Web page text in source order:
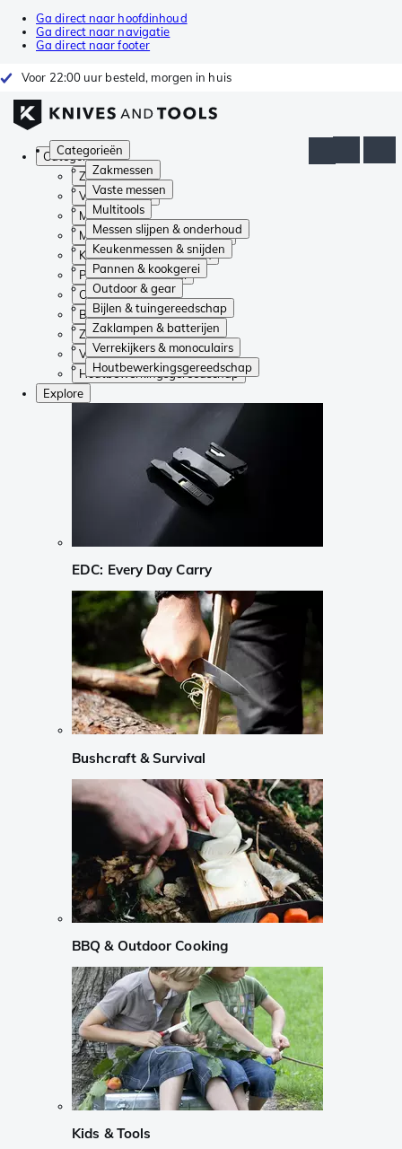
Ga direct naar hoofdinhoud
Ga direct naar navigatie
Ga direct naar footer
Voor 22:00 uur besteld, morgen in huis
Categorieën
Zakmessen
Vaste messen
Multitools
Messen slijpen & onderhoud
Keukenmessen & snijden
Pannen & kookgerei
Outdoor & gear
Bijlen & tuingereedschap
Zaklampen & batterijen
Verrekijkers & monoculairs
Houtbewerkingsgereedschap
Categorieën
Zakmessen
Vaste messen
Multitools
Messen slijpen & onderhoud
Keukenmessen & snijden
Pannen & kookgerei
Outdoor & gear
Bijlen & tuingereedschap
Zaklampen & batterijen
Verrekijkers & monoculairs
Houtbewerkingsgereedschap
Explore
EDC: Every Day Carry
Bushcraft & Survival
BBQ & Outdoor Cooking
Kids & Tools